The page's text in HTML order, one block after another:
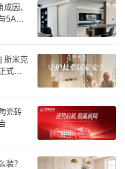
因、
5A标
斯米克
式亮
瓷砖
装？